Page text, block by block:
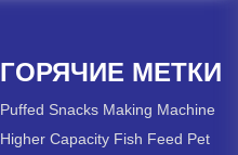
ГОРЯЧИЕ МЕТКИ
Puffed Snacks Making Machine
Higher Capacity Fish Feed Pet